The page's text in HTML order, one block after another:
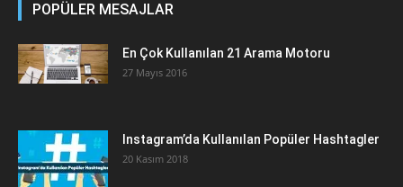
POPÜLER MESAJLAR
En Çok Kullanılan 21 Arama Motoru
27 Mayıs 2016
Instagram’da Kullanılan Popüler Hashtagler
20 Kasım 2018